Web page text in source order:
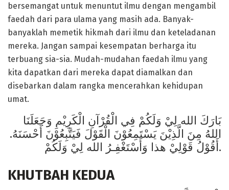
bersemangat untuk menuntut ilmu dengan mengambil
faedah dari para ulama yang masih ada. Banyak-
banyaklah memetik hikmah dari ilmu dan keteladanan
mereka. Jangan sampai kesempatan berharga itu
terbuang sia-sia. Mudah-mudahan faedah ilmu yang
kita dapatkan dari mereka dapat diamalkan dan
disebarkan dalam rangka mencerahkan kehidupan
umat.
بَارَكَ الله لِيْ وَلَكُمْ فِي الْقُرْآنِ الْكَرِيْمِ وَجَعَلَنَا
اللهُ مِنَ الَّذِيْنَ يَسْتَمِعُوْنَ الْقَوْلَ فَيَتَّبِعُوْنَ أَحْسَنَهُ.
أَقُوْلُ قَوْلِيْ هذا وَأَسْتَغْفِـرُ الله لِيْ وَلَكُمْ.
KHUTBAH KEDUA